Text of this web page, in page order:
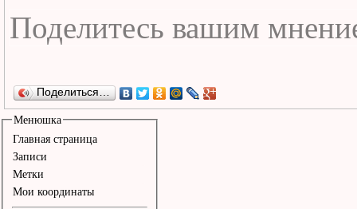
Поделиться…
Менюшка
Главная страница
Записи
Метки
Мои координаты